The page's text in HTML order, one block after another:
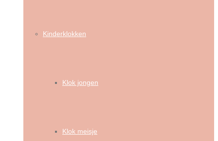
Kinderklokken
Klok jongen
Klok meisje